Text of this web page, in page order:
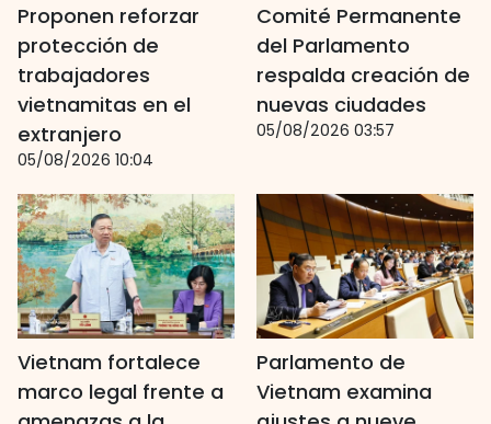
Proponen reforzar
protección de
trabajadores
vietnamitas en el
extranjero
05/08/2026 10:04
Comité Permanente
del Parlamento
respalda creación de
nuevas ciudades
05/08/2026 03:57
Vietnam fortalece
marco legal frente a
Parlamento de
Vietnam examina